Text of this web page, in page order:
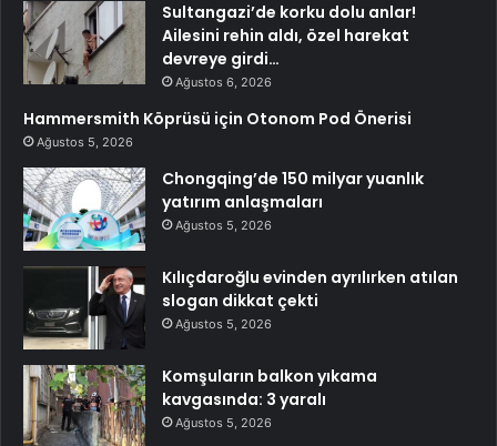
Sultangazi’de korku dolu anlar!
Ailesini rehin aldı, özel harekat
devreye girdi…
Ağustos 6, 2026
Hammersmith Köprüsü için Otonom Pod Önerisi
Ağustos 5, 2026
Chongqing’de 150 milyar yuanlık
yatırım anlaşmaları
Ağustos 5, 2026
Kılıçdaroğlu evinden ayrılırken atılan
slogan dikkat çekti
Ağustos 5, 2026
Komşuların balkon yıkama
kavgasında: 3 yaralı
Ağustos 5, 2026